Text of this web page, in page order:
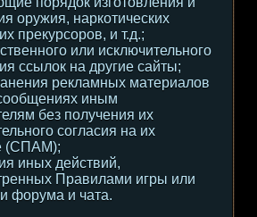
оружия, наркотических
прекурсоров, и т.д.;
или исключительного
ссылок на другие сайты;
рекламных материалов
иным
без получения их
согласия на их
(СПАМ);
иных действий,
Правилами игры или
форума и чата.